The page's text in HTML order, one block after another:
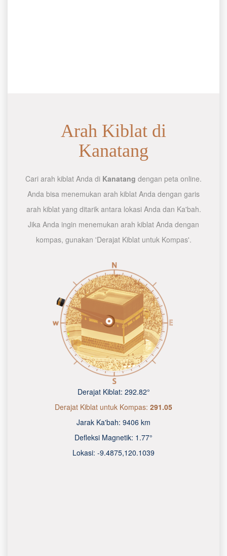
Arah Kiblat di
Kanatang
Cari arah kiblat Anda di Kanatang dengan peta online.
Anda bisa menemukan arah kiblat Anda dengan garis
arah kiblat yang ditarik antara lokasi Anda dan Ka'bah.
Jika Anda ingin menemukan arah kiblat Anda dengan
kompas, gunakan 'Derajat Kiblat untuk Kompas'.
Derajat Kiblat: 292.82°
Derajat Kiblat untuk Kompas: 291.05
Jarak Ka'bah: 9406 km
Defleksi Magnetik: 1.77°
Lokasi: -9.4875,120.1040